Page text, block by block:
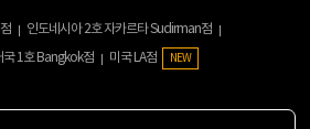
인도네시아 2호 자카르타 Sudirman점
국 1호 Bangkok점 미국 LA점 NEW